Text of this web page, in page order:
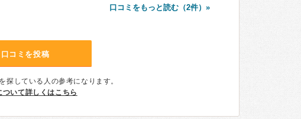
口コミをもっと読む（2件）»
口コミを投稿
探している人の参考になります。
ついて詳しくはこちら